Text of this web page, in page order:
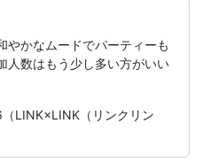
やかなムードでパーティーも
人数はもう少し多い方がいい
LINK×LINK（リンクリン